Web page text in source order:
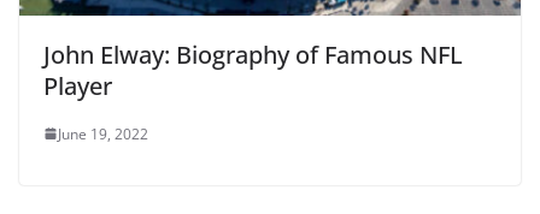
John Elway: Biography of Famous NFL
Player
June 19, 2022